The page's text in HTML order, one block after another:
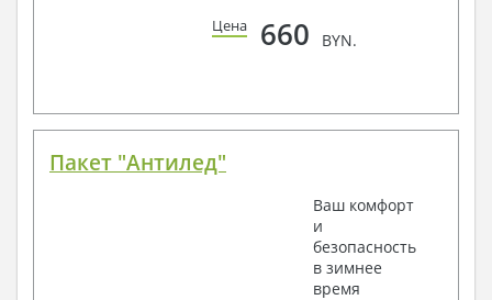
Цена 660 BYN.
Пакет "Антилед"
Ваш комфорт
и
безопасность
в зимнее
время